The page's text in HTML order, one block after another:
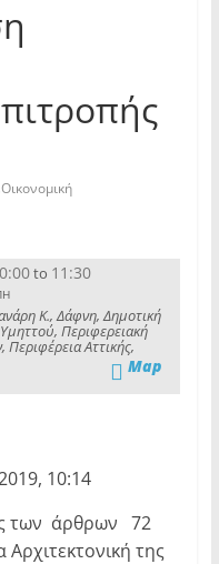
Οικονομική
to 11:30
Κ., Δάφνη, Δημοτική
Περιφερειακή
Αττικής,
Map
10:14
των άρθρων 72
της